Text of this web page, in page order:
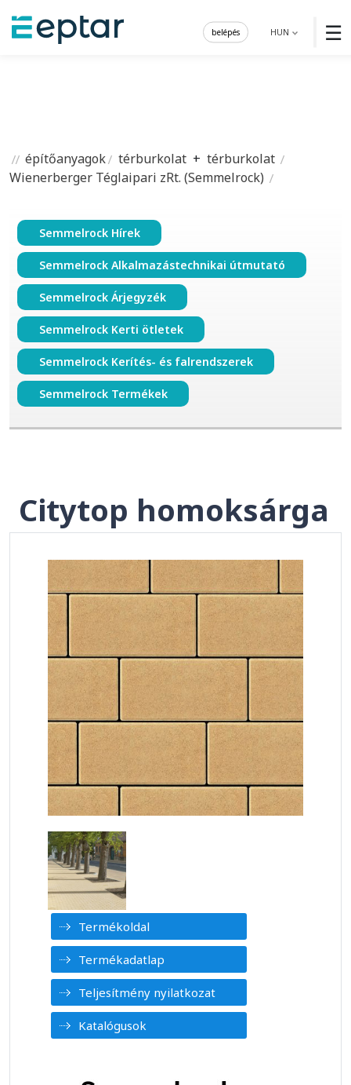
☰
HUN
belépés
építőanyagok térburkolat + térburkolat
Wienerberger Téglaipari zRt. (Semmelrock)
Semmelrock Hírek
Semmelrock Alkalmazástechnikai útmutató
Semmelrock Árjegyzék
Semmelrock Kerti ötletek
Semmelrock Kerítés- és falrendszerek
Semmelrock Termékek
Citytop homoksárga
Termékoldal
Termékadatlap
Teljesítmény nyilatkozat
Katalógusok